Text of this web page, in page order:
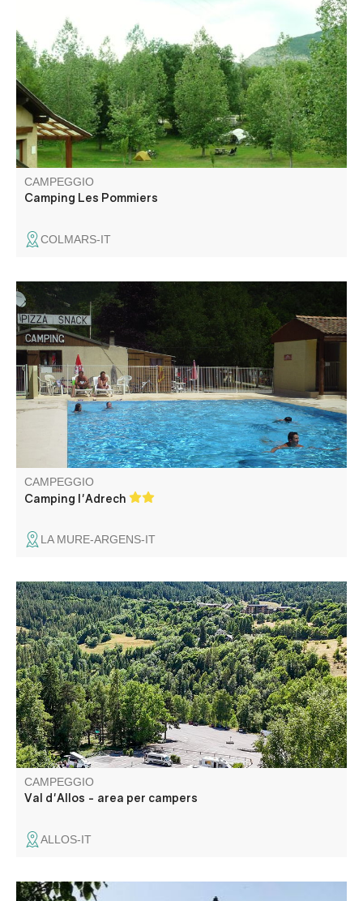
tranquilla nel cuore della natura. Relax garantito. Piazzole
spaziose e ombreggiate. A 5 minuti dal centro storico del
paese, dai negozi, dall'area giochi d'acqua all'aperto, dai
sentieri escursionistici.
CAMPEGGIO
Camping Les Pommiers
COLMARS-IT
Il nostro campeggio familiare, tranquillo e riposante, vi
accoglie in un ambiente eccezionale in mezzo alle
montagne, sulle rive del Verdon. Potrete usufruire della
nostra piscina, aperta in luglio e agosto.
CAMPEGGIO
Camping l'Adrech
LA MURE-ARGENS-IT
Il comune offre un parcheggio per camper situato in Val
d'Allos le Village. Accesso gratuito fino a 3 giorni Servizi a
pagamento
CAMPEGGIO
Val d'Allos - area per campers
ALLOS-IT